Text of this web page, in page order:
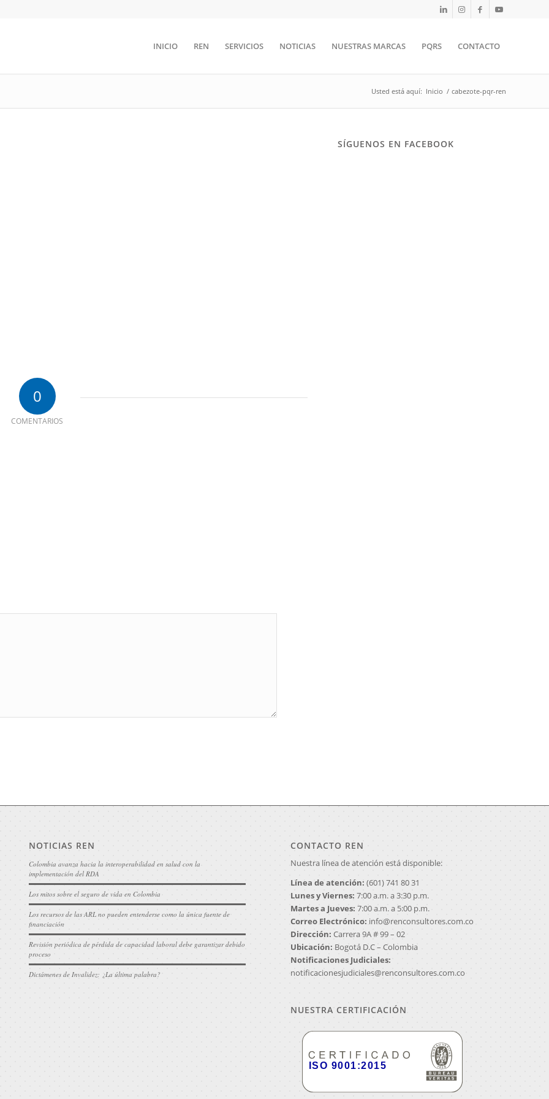
INICIO REN SERVICIOS NOTICIAS NUESTRAS MARCAS PQRS CONTACTO
Usted está aquí: Inicio / cabezote-pqr-ren
0
COMENTARIOS
SÍGUENOS EN FACEBOOK
NOTICIAS REN
Colombia avanza hacia la interoperabilidad en salud con la
implementación del RDA
Los mitos sobre el seguro de vida en Colombia
Los recursos de las ARL no pueden entenderse como la única fuente de
financiación
Revisión periódica de pérdida de capacidad laboral debe garantizar debido
proceso
Dictámenes de Invalidez: ¿La última palabra?
CONTACTO REN
Nuestra línea de atención está disponible:
Línea de atención:(601) 741 80 31
Lunes y Viernes:7:00 a.m. a 3:30 p.m.
Martes a Jueves:7:00 a.m. a 5:00 p.m.
Correo Electrónico: info@renconsultores.com.co
Dirección:Carrera 9A # 99 – 02
Ubicación: Bogotá D.C – Colombia
Notificaciones Judiciales:
notificacionesjudiciales@renconsultores.com.co
NUESTRA CERTIFICACIÓN